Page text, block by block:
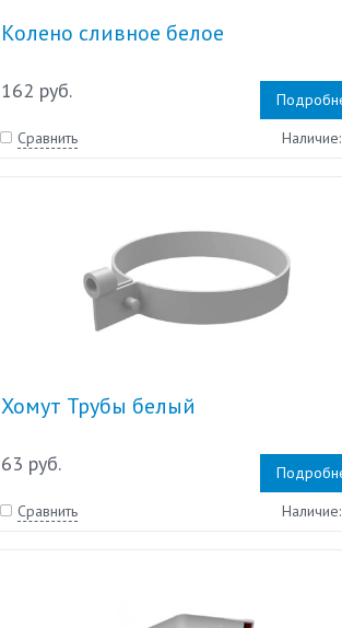
Колено сливное белое
162 руб.
Сравнить
Наличие:
Хомут Трубы белый
63 руб.
Сравнить
Наличие: